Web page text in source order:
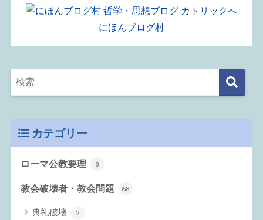
にほんブログ村
カテゴリー
ローマ公教要理 8
教会破壊者・教会問題 68
典礼破壊 2